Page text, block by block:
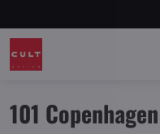
101 Copenhagen